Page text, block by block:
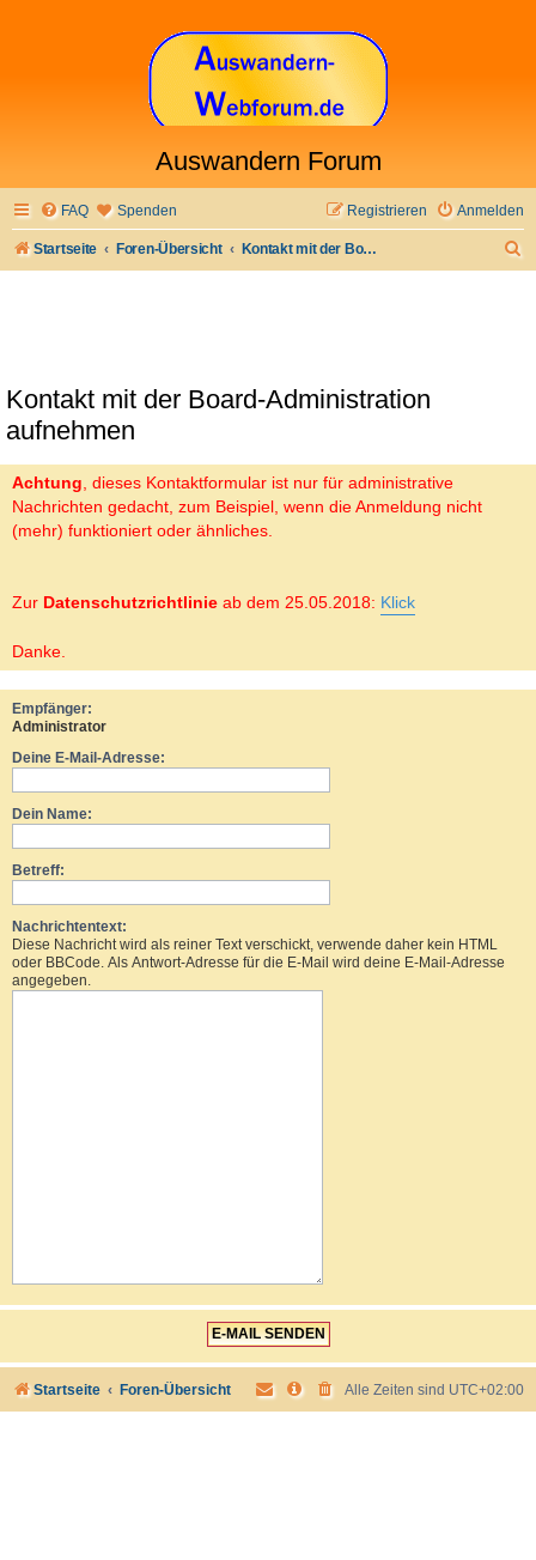
Auswandern Forum
FAQ Spenden Anmelden
Registrieren
Startseite Foren-Übersicht Kontakt mit der Board-Administration aufnehmen
Kontakt mit der Board-Administration
aufnehmen
Achtung , dieses Kontaktformular ist nur für administrative
Nachrichten gedacht, zum Beispiel, wenn die Anmeldung nicht
(mehr) funktioniert oder ähnliches.
Zur Datenschutzrichtlinie ab dem 25.05.2018: Klick
Danke.
Empfänger:
Administrator
Deine E-Mail-Adresse:
Dein Name:
Betreff:
Nachrichtentext:
Diese Nachricht wird als reiner Text verschickt, verwende daher kein HTML
oder BBCode. Als Antwort-Adresse für die E-Mail wird deine E-Mail-Adresse
angegeben.
Startseite Foren-Übersicht Alle Zeiten sind UTC+02:00